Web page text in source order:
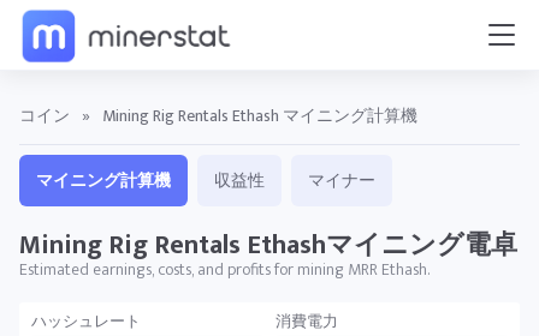
コイン » Mining Rig Rentals Ethash マイニング計算機
マイニング計算機 収益性 マイナー
Mining Rig Rentals Ethashマイニング電卓
Estimated earnings, costs, and profits for mining MRR Ethash.
ハッシュレート 消費電力